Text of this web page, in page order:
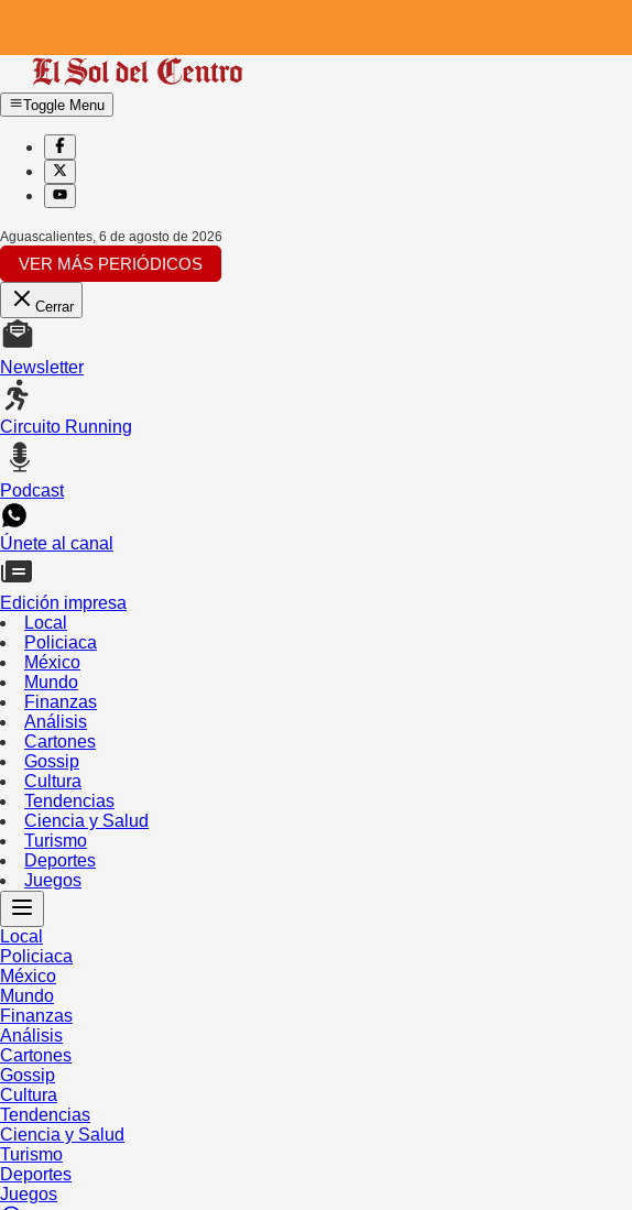
Toggle Menu
Aguascalientes, 6 de agosto de 2026
VER MÁS PERIÓDICOS
Cerrar
Newsletter
Circuito Running
Podcast
Únete al canal
Edición impresa
Local
Policiaca
México
Mundo
Finanzas
Análisis
Cartones
Gossip
Cultura
Tendencias
Ciencia y Salud
Turismo
Deportes
Juegos
Local
Policiaca
México
Mundo
Finanzas
Análisis
Cartones
Gossip
Cultura
Tendencias
Ciencia y Salud
Turismo
Deportes
Juegos